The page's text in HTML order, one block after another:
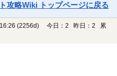
攻略Wiki トップページに戻る
(2256d)
今日：2 昨日：2 累